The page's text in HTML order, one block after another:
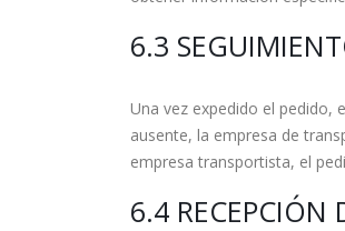
6.3
Una vez expedido el pedido,
ausente, la empresa de
empresa transportista, el
6.4 RECEPCIÓN